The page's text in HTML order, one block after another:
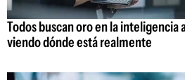
Todos buscan oro en la inteligencia
viendo dónde está realmente